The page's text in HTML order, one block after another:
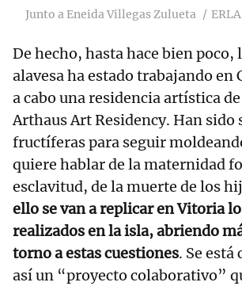
Junto a Eneida Villegas Zulueta
De hecho, hasta hace bien poco,
alavesa ha estado trabajando en
a cabo una residencia artística
Arthaus Art Residency. Han sido
fructíferas para seguir
quiere hablar de la maternidad
esclavitud, de la muerte de los
ello se van a replicar en Vitoria
realizados en la isla, abriendo
torno a estas cuestiones. Se
así un “proyecto colaborativo”